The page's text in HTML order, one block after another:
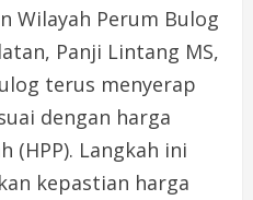
Wilayah Perum Bulog
Panji Lintang MS,
terus menyerap
dengan harga
(HPP). Langkah ini
kepastian harga